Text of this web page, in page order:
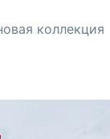
коллекция